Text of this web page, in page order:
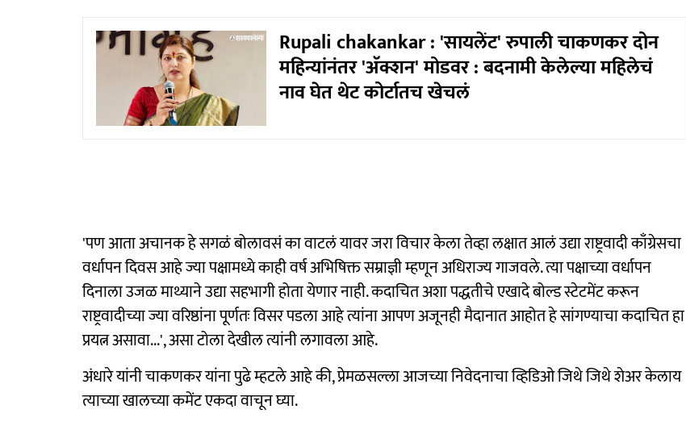
Rupali chakankar : 'सायलेंट' रुपाली चाकणकर दोन
महिन्यांनंतर 'अ‍ॅक्शन' मोडवर : बदनामी केलेल्या महिलेचं
नाव घेत थेट कोर्टातच खेचलं
'पण आता अचानक हे सगळं बोलावसं का वाटलं यावर जरा विचार केला तेव्हा लक्षात आलं उद्या राष्ट्रवादी काँग्रेसचा
वर्धापन दिवस आहे ज्या पक्षामध्ये काही वर्ष अभिषिक्त सम्राज्ञी म्हणून अधिराज्य गाजवले. त्या पक्षाच्या वर्धापन
दिनाला उजळ माथ्याने उद्या सहभागी होता येणार नाही. कदाचित अशा पद्धतीचे एखादे बोल्ड स्टेटमेंट करून
राष्ट्रवादीच्या ज्या वरिष्ठांना पूर्णतः विसर पडला आहे त्यांना आपण अजूनही मैदानात आहोत हे सांगण्याचा कदाचित हा
प्रयत्न असावा...', असा टोला देखील त्यांनी लगावला आहे.
अंधारे यांनी चाकणकर यांना पुढे म्हटले आहे की, प्रेमळसल्ला आजच्या निवेदनाचा व्हिडिओ जिथे जिथे शेअर केलाय
त्याच्या खालच्या कमेंट एकदा वाचून घ्या.